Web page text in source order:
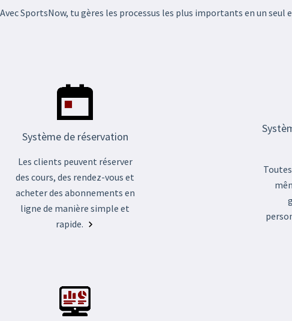
Avec SportsNow, tu gères les processus les plus importants en un seul
Système de réservation
Les clients peuvent réserver
des cours, des rendez-vous et
acheter des abonnements en
ligne de manière simple et
rapide.